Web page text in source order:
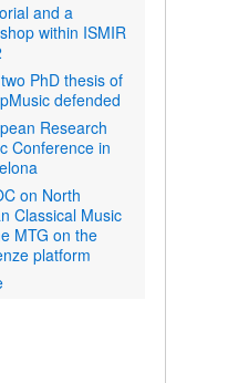
and a
within ISMIR
PhD thesis of
defended
Research
Conference in
on North
Classical Music
MTG on the
platform